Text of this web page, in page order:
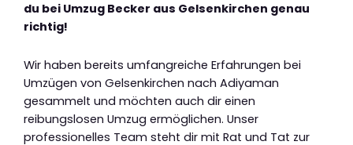
du bei Umzug Becker aus Gelsenkirchen genau
richtig!
Wir haben bereits umfangreiche Erfahrungen bei
Umzügen von Gelsenkirchen nach Adiyaman
gesammelt und möchten auch dir einen
reibungslosen Umzug ermöglichen. Unser
professionelles Team steht dir mit Rat und Tat zur